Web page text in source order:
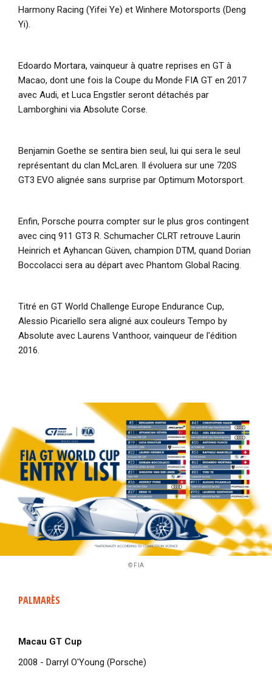
Harmony Racing (Yifei Ye) et Winhere Motorsports (Deng
Yi).
Edoardo Mortara, vainqueur à quatre reprises en GT à
Macao, dont une fois la Coupe du Monde FIA GT en 2017
avec Audi, et Luca Engstler seront détachés par
Lamborghini via Absolute Corse.
Benjamin Goethe se sentira bien seul, lui qui sera le seul
représentant du clan McLaren. Il évoluera sur une 720S
GT3 EVO alignée sans surprise par Optimum Motorsport.
Enfin, Porsche pourra compter sur le plus gros contingent
avec cinq 911 GT3 R. Schumacher CLRT retrouve Laurin
Heinrich et Ayhancan Güven, champion DTM, quand Dorian
Boccolacci sera au départ avec Phantom Global Racing.
Titré en GT World Challenge Europe Endurance Cup,
Alessio Picariello sera aligné aux couleurs Tempo by
Absolute avec Laurens Vanthoor, vainqueur de l'édition
2016.
© FIA
PALMARÈS
Macau GT Cup
2008 - Darryl O'Young (Porsche)